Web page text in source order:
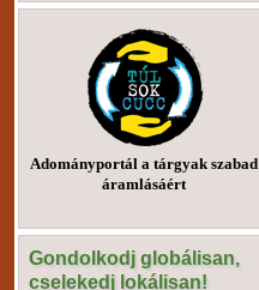
Adományportál a tárgyak szabad
áramlásáért
Gondolkodj globálisan,
cselekedj lokálisan!